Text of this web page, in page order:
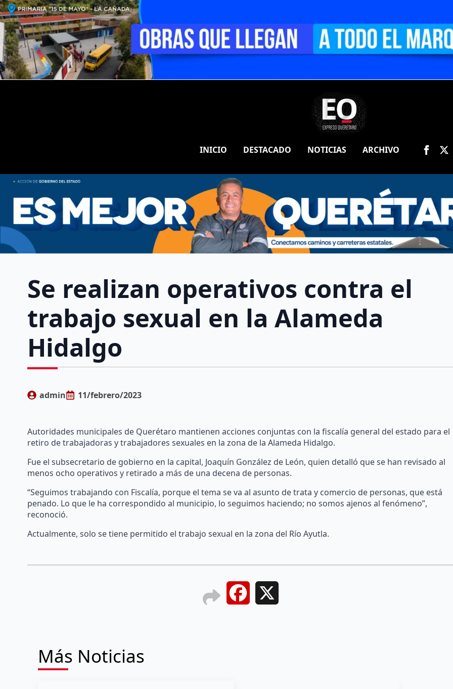
INICIO DESTACADO NOTICIAS ARCHIVO
Se realizan operativos contra el
trabajo sexual en la Alameda
Hidalgo
admin 11/febrero/2023
Autoridades municipales de Querétaro mantienen acciones conjuntas con la fiscalía general del estado para el
retiro de trabajadoras y trabajadores sexuales en la zona de la Alameda Hidalgo.
Fue el subsecretario de gobierno en la capital, Joaquín González de León, quien detalló que se han revisado al
menos ocho operativos y retirado a más de una decena de personas.
“Seguimos trabajando con Fiscalía, porque el tema se va al asunto de trata y comercio de personas, que está
penado. Lo que le ha correspondido al municipio, lo seguimos haciendo; no somos ajenos al fenómeno”,
reconoció.
Actualmente, solo se tiene permitido el trabajo sexual en la zona del Río Ayutla.
Facebook
Más Noticias